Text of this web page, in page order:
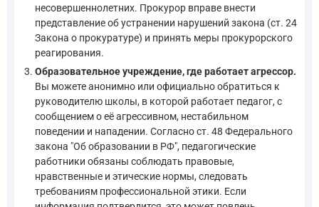
несовершеннолетних. Прокурор вправе внести
представление об устранении нарушений закона (ст. 24
Закона о прокуратуре) и принять меры прокурорского
реагирования.
Образовательное учреждение, где работает агрессор.
Вы можете анонимно или официально обратиться к
руководителю школы, в которой работает педагог, с
сообщением о её агрессивном, нестабильном
поведении и нападении. Согласно ст. 48 Федерального
закона "Об образовании в РФ", педагогические
работники обязаны соблюдать правовые,
нравственные и этические нормы, следовать
требованиям профессиональной этики. Если